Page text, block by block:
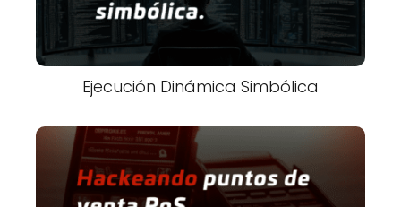
Ejecución Dinámica Simbólica